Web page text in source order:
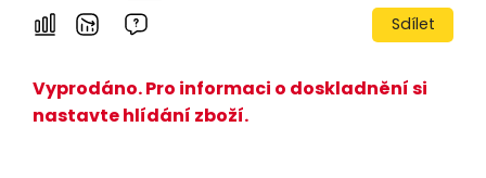
Sdílet
Vyprodáno. Pro informaci o doskladnění si
nastavte hlídání zboží.